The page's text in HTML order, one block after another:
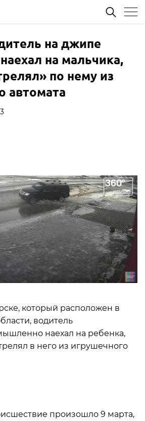
на джипе
на мальчика,
по нему из
автомата
который расположен в
водитель
наехал на ребенка,
в него из игрушечного
произошло 9 марта,